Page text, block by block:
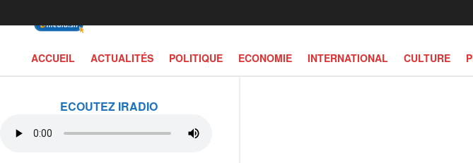
ECOUTEZ IRADIO
ACCUEIL ACTUALITÉS POLITIQUE ECONOMIE INTERNATIONAL CULTURE